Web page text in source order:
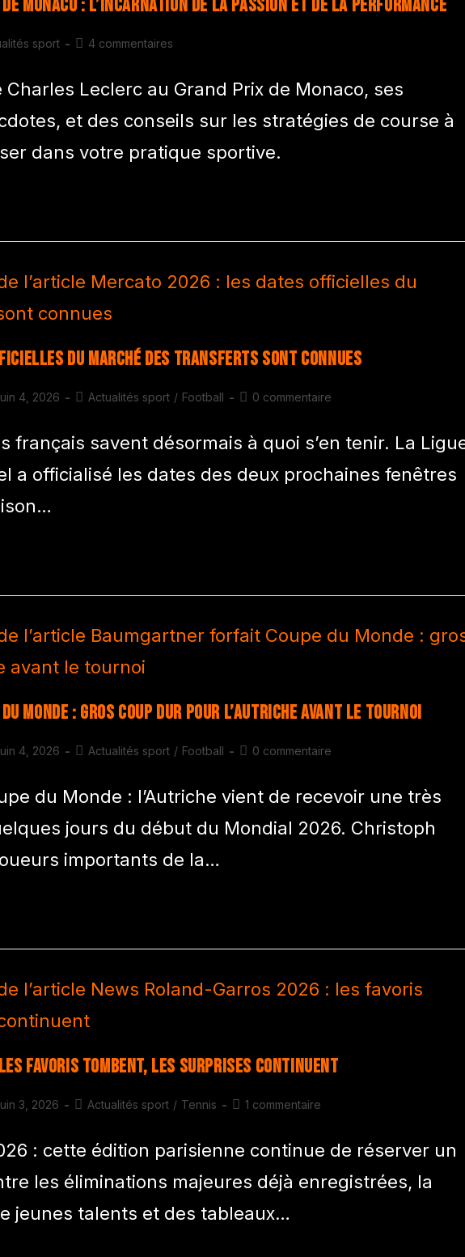
Monaco : l’incarnation de la passion et de la performance
sport 4 commentaires
Leclerc au Grand Prix de Monaco, ses
et des conseils sur les stratégies de course à
dans votre pratique sportive.
du marché des transferts sont connues
4, 2026 Actualités sport / Football 0 commentaire
français savent désormais à quoi s’en tenir. La
a officialisé les dates des deux prochaines fenêtres
Monde : gros coup dur pour l’Autriche avant le tournoi
4, 2026 Actualités sport / Football 0 commentaire
du Monde : l’Autriche vient de recevoir une très
jours du début du Mondial 2026. Christoph
importants de la…
les favoris tombent, les surprises continuent
3, 2026 Actualités sport / Tennis 1 commentaire
: cette édition parisienne continue de réserver un
les éliminations majeures déjà enregistrées, la
jeunes talents et des tableaux…